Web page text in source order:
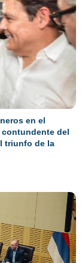
en el
del
triunfo de la